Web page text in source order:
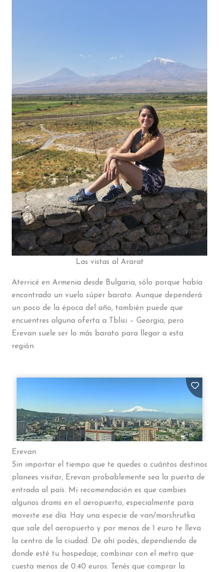
Las vistas al Ararat
Aterricé en Armenia desde Bulgaria, sólo porque había
encontrado un vuelo súper barato. Aunque dependerá
un poco de la época del año, también puede que
encuentres alguna oferta a Tblisi – Georgia, pero
Erevan suele ser lo más barato para llegar a esta
región.
Erevan
Sin importar el tiempo que te quedes o cuántos destinos
planees visitar, Erevan probablemente sea la puerta de
entrada al país. Mi recomendación es que cambies
algunos drams en el aeropuerto, especialmente para
moverte ese día. Hay una especie de van/marshrutka
que sale del aeropuerto y por menos de 1 euro te lleva
la centro de la ciudad. De ahí podés, dependiendo de
donde esté tu hospedaje, combinar con el metro que
cuesta menos de 0.40 euros. Tenés que comprar la